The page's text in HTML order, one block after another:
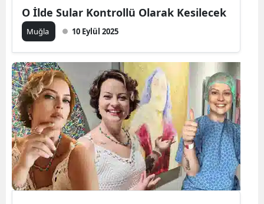
O İlde Sular Kontrollü Olarak Kesilecek
Muğla 10 Eylül 2025